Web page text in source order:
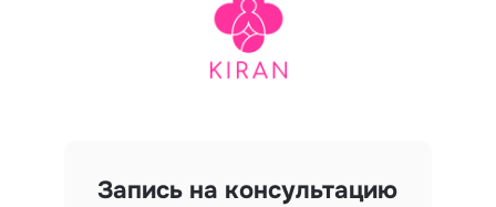
Запись на консультацию